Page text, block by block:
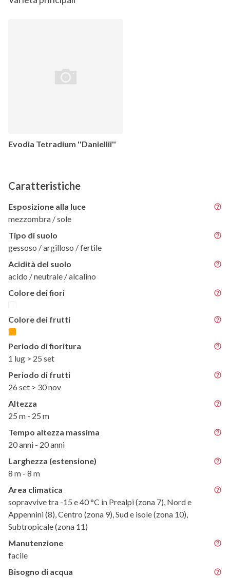
Evodia Tetradium ''Daniellii''
Caratteristiche
Esposizione alla luce
mezzombra / sole
Tipo di suolo
gessoso / argilloso / fertile
Acidità del suolo
acido / neutrale / alcalino
Colore dei fiori
Colore dei frutti
Periodo di fioritura
1 lug > 25 set
Periodo di frutti
26 set > 30 nov
Altezza
25 m - 25 m
Tempo altezza massima
20 anni - 20 anni
Larghezza (estensione)
8 m - 8 m
Area climatica
sopravvive tra -15 e 40 °C in Prealpi (zona 7), Nord e
Appennini (8), Centro (zona 9), Sud e isole (zona 10),
Subtropicale (zona 11)
Manutenzione
facile
Bisogno di acqua